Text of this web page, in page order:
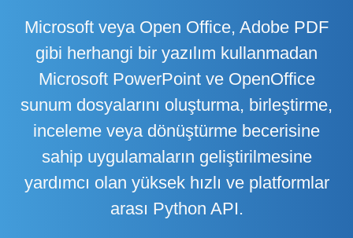
Microsoft veya Open Office, Adobe PDF
gibi herhangi bir yazılım kullanmadan
Microsoft PowerPoint ve OpenOffice
sunum dosyalarını oluşturma, birleştirme,
inceleme veya dönüştürme becerisine
sahip uygulamaların geliştirilmesine
yardımcı olan yüksek hızlı ve platformlar
arası Python API.